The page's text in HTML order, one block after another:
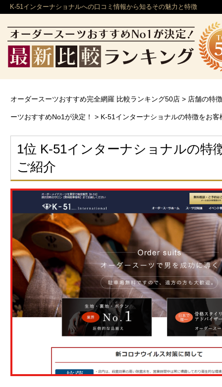
K-51インターナショナルへの口コミ情報から知るその魅力と特徴
オーダースーツおすすめ完全網羅 比較ランキング50店> 店舗の特
ーツおすすめNo1が決定！ > K-51インターナショナルの特徴をお
1位 K-51インターナショナルの特
ご紹介